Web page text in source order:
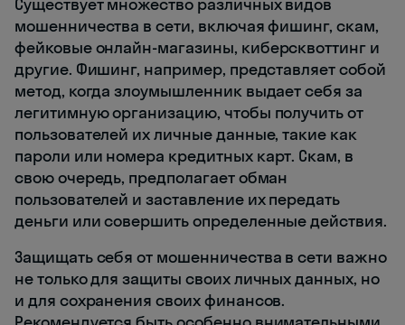
мошенничества в сети, включая фишинг, скам,
фейковые онлайн-магазины, киберсквоттинг и
другие. Фишинг, например, представляет собой
метод, когда злоумышленник выдает себя за
легитимную организацию, чтобы получить от
пользователей их личные данные, такие как
пароли или номера кредитных карт. Скам, в
свою очередь, предполагает обман
пользователей и заставление их передать
деньги или совершить определенные действия.
Защищать себя от мошенничества в сети важно
не только для защиты своих личных данных, но
и для сохранения своих финансов.